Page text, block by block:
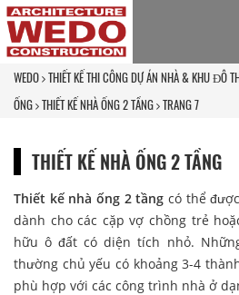
WEDO THIẾT KẾ THI CÔNG DỰ ÁN NHÀ & KHU ĐÔ
ỐNG THIẾT KẾ NHÀ ỐNG 2 TẦNG TRANG 7
THIẾT KẾ NHÀ ỐNG 2 TẦNG
Thiết kế nhà ống 2 tầng có thể
dành cho các cặp vợ chồng trẻ
hữu ô đất có diện tích nhỏ.
thường chủ yếu có khoảng 3-4
phù hợp với các công trình nhà ở